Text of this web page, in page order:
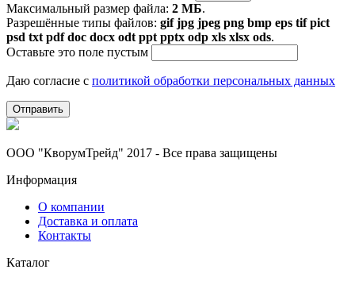
Максимальный размер файла: 2 МБ.
Разрешённые типы файлов: gif jpg jpeg png bmp eps tif pict
psd txt pdf doc docx odt ppt pptx odp xls xlsx ods.
Оставьте это поле пустым
Даю согласие с политикой обработки персональных данных
ООО "КворумТрейд" 2017 - Все права защищены
Информация
О компании
Доставка и оплата
Контакты
Каталог